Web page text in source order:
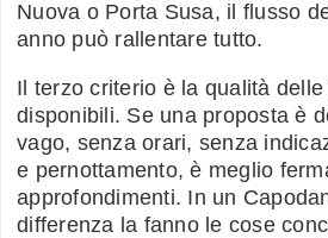
Nuova o Porta Susa, il flusso
anno può rallentare tutto.
Il terzo criterio è la qualità
disponibili. Se una proposta è
vago, senza orari, senza
e pernottamento, è meglio
approfondimenti. In un
differenza la fanno le cose